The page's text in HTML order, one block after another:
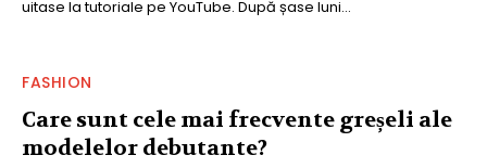
uitase la tutoriale pe YouTube. După șase luni...
FASHION
Care sunt cele mai frecvente greșeli ale
modelelor debutante?